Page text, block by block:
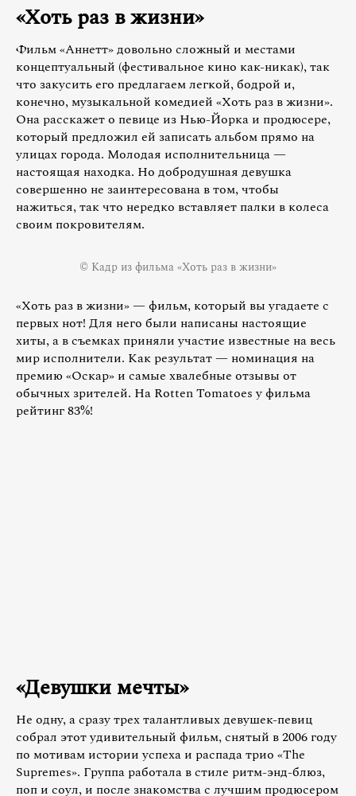
«Хоть раз в жизни»
Фильм «Аннетт» довольно сложный и местами
концептуальный (фестивальное кино как-никак), так
что закусить его предлагаем легкой, бодрой и,
конечно, музыкальной комедией «Хоть раз в жизни».
Она расскажет о певице из Нью-Йорка и продюсере,
который предложил ей записать альбом прямо на
улицах города. Молодая исполнительница —
настоящая находка. Но добродушная девушка
совершенно не заинтересована в том, чтобы
нажиться, так что нередко вставляет палки в колеса
своим покровителям.
© Кадр из фильма «Хоть раз в жизни»
«Хоть раз в жизни» — фильм, который вы угадаете с
первых нот! Для него были написаны настоящие
хиты, а в съемках приняли участие известные на весь
мир исполнители. Как результат — номинация на
премию «Оскар» и самые хвалебные отзывы от
обычных зрителей. На Rotten Tomatoes у фильма
рейтинг 83%!
«Девушки мечты»
Не одну, а сразу трех талантливых девушек-певиц
собрал этот удивительный фильм, снятый в 2006 году
по мотивам истории успеха и распада трио «The
Supremes». Группа работала в стиле ритм-энд-блюз,
поп и соул, и после знакомства с лучшим продюсером